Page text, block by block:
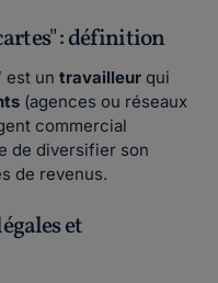
: définition
est un travailleur qui
(agences ou réseaux
commercial
de diversifier son
de revenus.
et